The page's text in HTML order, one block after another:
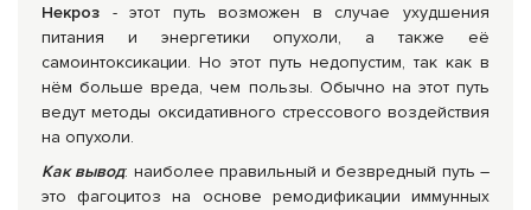
Некроз - этот путь возможен в случае ухудшения
питания и энергетики опухоли, а также её
самоинтоксикации. Но этот путь недопустим, так как в
нём больше вреда, чем пользы. Обычно на этот путь
ведут методы оксидативного стрессового воздействия
на опухоли.
Как вывод: наиболее правильный и безвредный путь –
это фагоцитоз на основе ремодификации иммунных